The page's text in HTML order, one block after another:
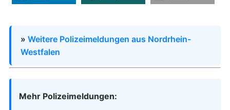
» Weitere Polizeimeldungen aus Nordrhein-
Westfalen
Mehr Polizeimeldungen: